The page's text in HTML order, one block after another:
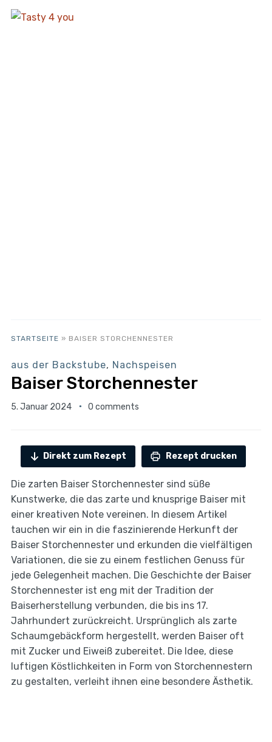
STARTSEITE » BAISER STORCHENNESTER
aus der Backstube, Nachspeisen
Baiser Storchennester
5. Januar 2024 0 comments
Direkt zum Rezept Rezept drucken
Die zarten Baiser Storchennester sind süße
Kunstwerke, die das zarte und knusprige Baiser mit
einer kreativen Note vereinen. In diesem Artikel
tauchen wir ein in die faszinierende Herkunft der
Baiser Storchennester und erkunden die vielfältigen
Variationen, die sie zu einem festlichen Genuss für
jede Gelegenheit machen. Die Geschichte der Baiser
Storchennester ist eng mit der Tradition der
Baiserherstellung verbunden, die bis ins 17.
Jahrhundert zurückreicht. Ursprünglich als zarte
Schaumgebäckform hergestellt, werden Baiser oft
mit Zucker und Eiweiß zubereitet. Die Idee, diese
luftigen Köstlichkeiten in Form von Storchennestern
zu gestalten, verleiht ihnen eine besondere Ästhetik.